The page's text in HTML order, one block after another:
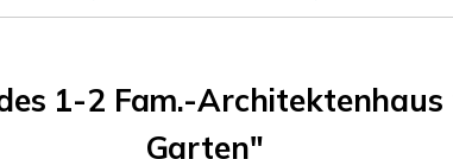
1-2 Fam.-
Garten"